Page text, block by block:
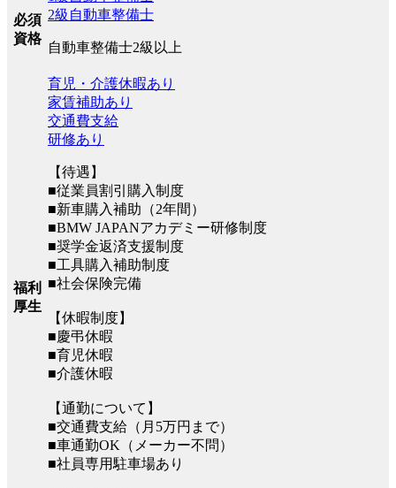
必須
資格
2級自動車整備士
自動車整備士2級以上
福利
厚生
育児・介護休暇あり
家賃補助あり
交通費支給
研修あり
【待遇】
■従業員割引購入制度
■新車購入補助（2年間）
■BMW JAPANアカデミー研修制度
■奨学金返済支援制度
■工具購入補助制度
■社会保険完備
【休暇制度】
■慶弔休暇
■育児休暇
■介護休暇
【通勤について】
■交通費支給（月5万円まで）
■車通勤OK（メーカー不問）
■社員専用駐車場あり